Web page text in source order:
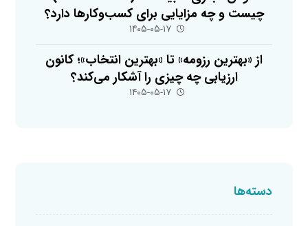
چیست و چه مزایایی برای کسب‌وکارها دارد؟
۱۴۰۵-۰۵-۱۷
از «بهترین رزومه» تا «بهترین انتخاب»؛ کانون
ارزیابی چه چیزی را آشکار می‌کند؟
۱۴۰۵-۰۵-۱۷
دسته‌ها